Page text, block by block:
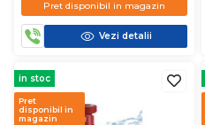
Pret disponibil in magazin
Vezi detalii
in stoc
Pret
disponibil in
magazin